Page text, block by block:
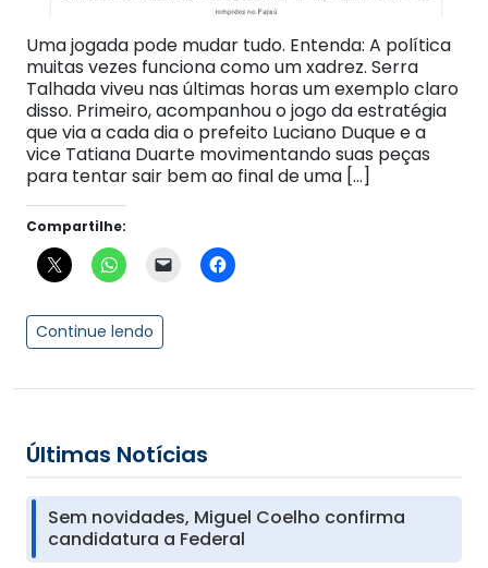
Uma jogada pode mudar tudo. Entenda: A política
muitas vezes funciona como um xadrez. Serra
Talhada viveu nas últimas horas um exemplo claro
disso. Primeiro, acompanhou o jogo da estratégia
que via a cada dia o prefeito Luciano Duque e a
vice Tatiana Duarte movimentando suas peças
para tentar sair bem ao final de uma […]
Compartilhe:
Continue lendo
Últimas Notícias
Sem novidades, Miguel Coelho confirma
candidatura a Federal